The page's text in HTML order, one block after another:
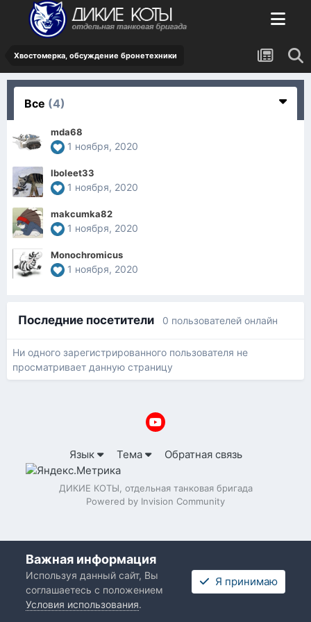
Хвостомерка, обсуждение бронетехники
Все (4)
mda68
1 ноября, 2020
Iboleet33
1 ноября, 2020
makcumka82
1 ноября, 2020
Monochromicus
1 ноября, 2020
Последние посетители 0 пользователей онлайн
Ни одного зарегистрированного пользователя не
просматривает данную страницу
Язык Тема Обратная связь
ДИКИЕ КОТЫ, отдельная танковая бригада
Powered by Invision Community
Важная информация
Используя данный сайт, Вы
соглашаетесь с положением
Условия использования.
Я принимаю